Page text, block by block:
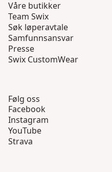
Våre butikker
Team Swix
Søk løperavtale
Samfunnsansvar
Presse
Swix CustomWear
Følg oss
Facebook
Instagram
YouTube
Strava